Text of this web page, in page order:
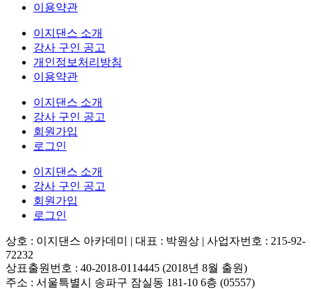
이용약관
이지댄스 소개
강사 구인 공고
개인정보처리방침
이용약관
이지댄스 소개
강사 구인 공고
회원가입
로그인
이지댄스 소개
강사 구인 공고
회원가입
로그인
상호 : 이지댄스 아카데미 | 대표 : 박원상 | 사업자번호 : 215-92-
72232
상표출원번호 : 40-2018-0114445 (2018년 8월 출원)
주소 : 서울특별시 송파구 잠실동 181-10 6층 (05557)